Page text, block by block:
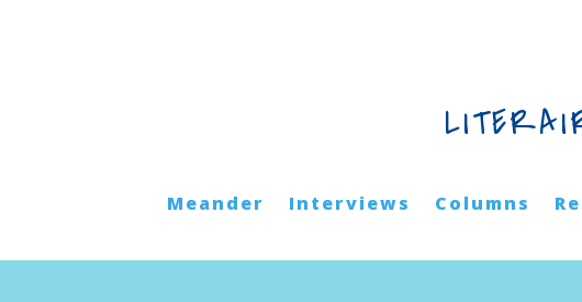
Meander Interviews Columns